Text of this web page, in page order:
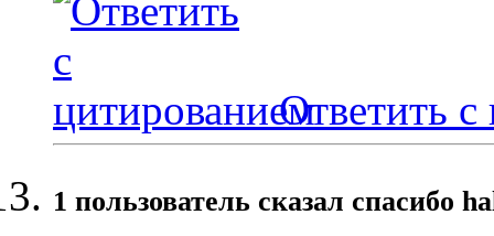
Ответить с
1 пользователь сказал cпасибо